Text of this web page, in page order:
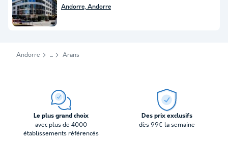
Andorre, Andorre
Andorre Arans
Le plus grand choix
avec plus de 4000
établissements référencés
Des prix exclusifs
dès 99€ la semaine